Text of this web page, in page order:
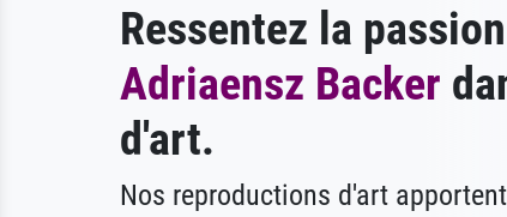
Ressentez la
Adriaensz Backer
d'art.
Nos reproductions d'art